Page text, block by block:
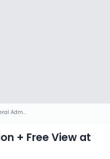
IMG General Admission + Free View at the palm Ticket
+ Free View at